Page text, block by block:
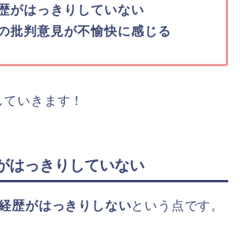
がはっきりしていない
批判意見が不愉快に感じる
いきます！
はっきりしていない
歴がはっきりしないという点です。